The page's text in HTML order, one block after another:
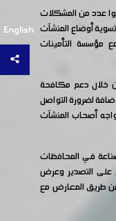
English
عدد من المشكلات
أوضاع المنشآت
مؤسسة التأمينات
خلال دعم مكافحة
لضرورة التواصل
أصحاب المنشآت
في المحافظات
على التصدير وعرض
طريق المعارض مع